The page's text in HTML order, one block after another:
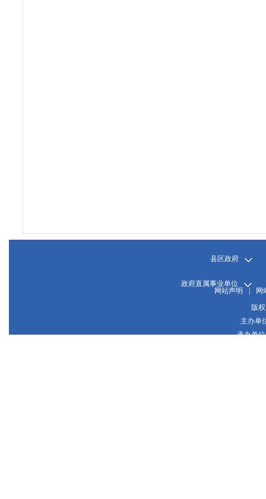
县区政府
政府直属事业单位
网站声明
网
版
主办单
承办单